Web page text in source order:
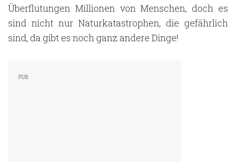
Überflutungen Millionen von Menschen, doch es
sind nicht nur Naturkatastrophen, die gefährlich
sind, da gibt es noch ganz andere Dinge!